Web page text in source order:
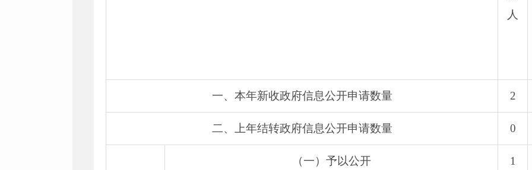
人
一、本年新收政府信息公开申请数量 2
二、上年结转政府信息公开申请数量 0
（一）予以公开 1